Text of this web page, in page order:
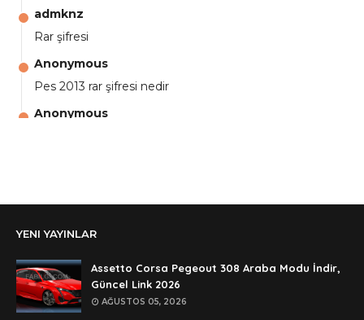
admknz
Rar şifresi
Anonymous
Pes 2013 rar şifresi nedir
Anonymous
şifre ?
Anonymous
şifre ögrenebilirmiyim
Anonymous
YENI YAYINLAR
Assetto Corsa Pegeout 308 Araba Modu İndir,
Güncel Link 2026
AĞUSTOS 05, 2026